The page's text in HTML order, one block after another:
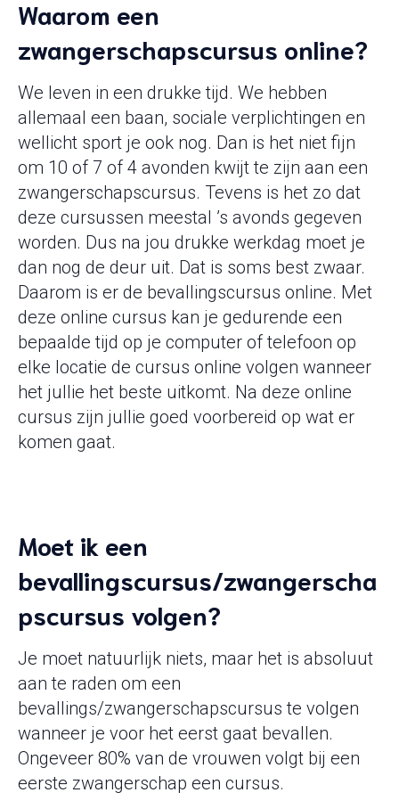
Waarom een
zwangerschapscursus online?
We leven in een drukke tijd. We hebben
allemaal een baan, sociale verplichtingen en
wellicht sport je ook nog. Dan is het niet fijn
om 10 of 7 of 4 avonden kwijt te zijn aan een
zwangerschapscursus. Tevens is het zo dat
deze cursussen meestal ’s avonds gegeven
worden. Dus na jou drukke werkdag moet je
dan nog de deur uit. Dat is soms best zwaar.
Daarom is er de bevallingscursus online. Met
deze online cursus kan je gedurende een
bepaalde tijd op je computer of telefoon op
elke locatie de cursus online volgen wanneer
het jullie het beste uitkomt. Na deze online
cursus zijn jullie goed voorbereid op wat er
komen gaat.
Moet ik een
bevallingscursus/zwangerscha
pscursus volgen?
Je moet natuurlijk niets, maar het is absoluut
aan te raden om een
bevallings/zwangerschapscursus te volgen
wanneer je voor het eerst gaat bevallen.
Ongeveer 80% van de vrouwen volgt bij een
eerste zwangerschap een cursus.